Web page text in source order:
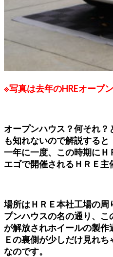
※写真は去年のHREオープ
オープンハウス？何それ
も知れないので解説すると
一年に一度、この時期にＨ
エゴで開催されるＨＲＥ主
場所はＨＲＥ本社工場の
プンハウスの名の通り、
が解放されホイールの製作
Ｅの裏側が少しだけ見れ
なのです。